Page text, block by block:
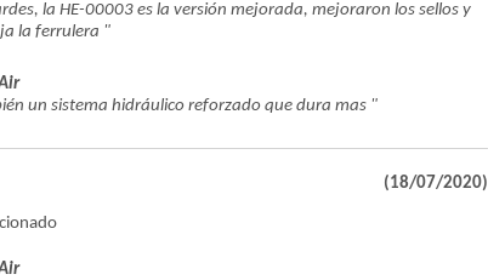
la HE-00003 es la versión mejorada, mejoraron los sellos y
la ferrulera "
un sistema hidráulico reforzado que dura mas "
(18/07/2020)